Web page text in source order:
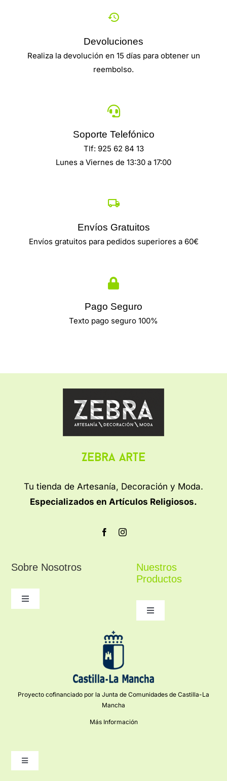
Devoluciones
Realiza la devolución en 15 días para obtener un
reembolso.
Soporte Telefónico
Tlf: 925 62 84 13
Lunes a Viernes de 13:30 a 17:00
Envíos Gratuitos
Envíos gratuitos para pedidos superiores a 60€
Pago Seguro
Texto pago seguro 100%
Zebra Arte
Tu tienda de Artesanía, Decoración y Moda.
Especializados en Artículos Religiosos.
Sobre Nosotros
Toggle
Condiciones de Compra
Nuestros
Productos
Toggle
Proyecto cofinanciado por la Junta de Comunidades de Castilla-La
Mancha
Más Información
Toggle
Navigation